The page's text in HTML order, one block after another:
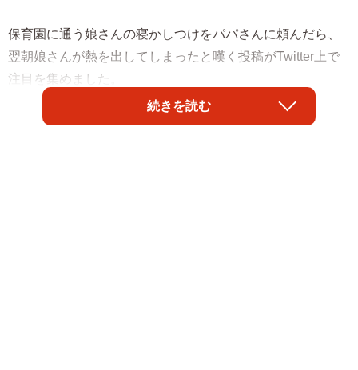
保育園に通う娘さんの寝かしつけをパパさんに頼んだら、
翌朝娘さんが熱を出してしまったと嘆く投稿がTwitter上で
注目を集めました。
投稿したのは、ママさんのｶﾐｷ柊子さん（@LvezPktb0l）。
続きを読む